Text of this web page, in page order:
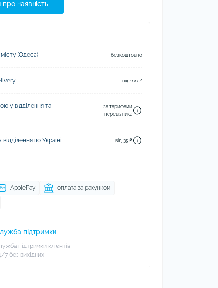
наявність
(Одеса) безкоштовно
від 100 ₴
у відділення та
за тарифами
перевізника
по Україні від 35 ₴
ApplePay оплата за рахунком
підтримки
підтримки клієнтів
7 без вихідних